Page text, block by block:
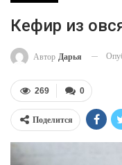
Кефир из
Автор Дарья
0
269
Поделится